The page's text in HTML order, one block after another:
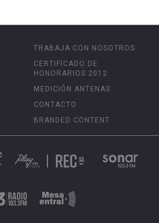
TRABAJA CON NOSOTROS
CERTIFICADO DE
HONORARIOS 2012
MEDICIÓN ANTENAS
CONTACTO
BRANDED CONTENT